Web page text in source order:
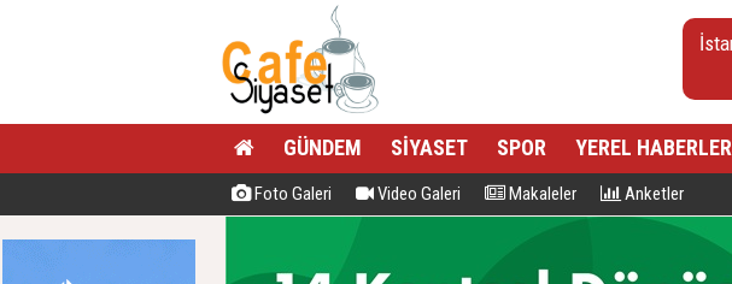
GÜNDEM SİYASET SPOR YEREL HABERLER
Foto Galeri Video Galeri Makaleler Anketler